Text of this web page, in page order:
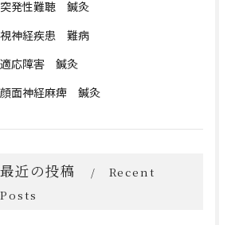
突発性難聴 鍼灸
視神経疾患 難病
適応障害 鍼灸
顔面神経麻痺 鍼灸
最近の投稿
Recent
Posts